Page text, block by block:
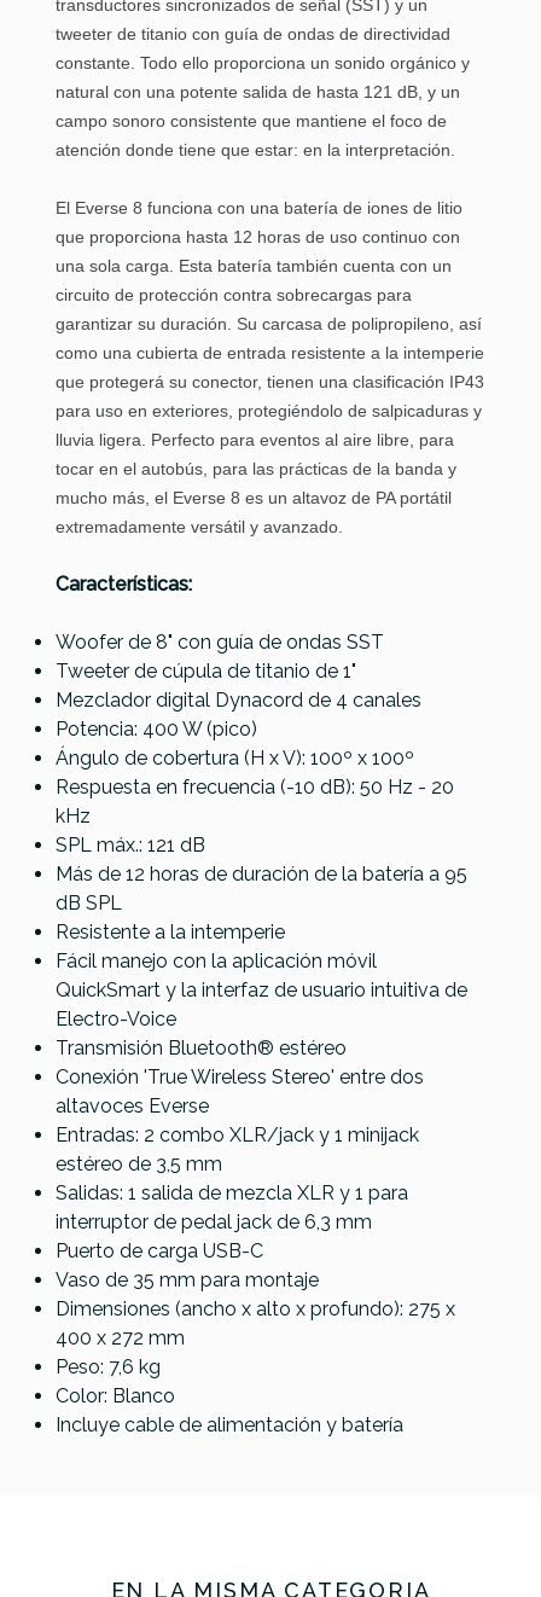
transductores sincronizados de señal (SST) y un
tweeter de titanio con guía de ondas de directividad
constante. Todo ello proporciona un sonido orgánico y
natural con una potente salida de hasta 121 dB, y un
campo sonoro consistente que mantiene el foco de
atención donde tiene que estar: en la interpretación.
El Everse 8 funciona con una batería de iones de litio
que proporciona hasta 12 horas de uso continuo con
una sola carga. Esta batería también cuenta con un
circuito de protección contra sobrecargas para
garantizar su duración. Su carcasa de polipropileno, así
como una cubierta de entrada resistente a la intemperie
que protegerá su conector, tienen una clasificación IP43
para uso en exteriores, protegiéndolo de salpicaduras y
lluvia ligera. Perfecto para eventos al aire libre, para
tocar en el autobús, para las prácticas de la banda y
mucho más, el Everse 8 es un altavoz de PA portátil
extremadamente versátil y avanzado.
Características:
Woofer de 8" con guía de ondas SST
Tweeter de cúpula de titanio de 1"
Mezclador digital Dynacord de 4 canales
Potencia: 400 W (pico)
Ángulo de cobertura (H x V): 100º x 100º
Respuesta en frecuencia (-10 dB): 50 Hz - 20
kHz
SPL máx.: 121 dB
Más de 12 horas de duración de la batería a 95
dB SPL
Resistente a la intemperie
Fácil manejo con la aplicación móvil
QuickSmart y la interfaz de usuario intuitiva de
Electro-Voice
Transmisión Bluetooth® estéreo
Conexión 'True Wireless Stereo' entre dos
altavoces Everse
Entradas: 2 combo XLR/jack y 1 minijack
estéreo de 3,5 mm
Salidas: 1 salida de mezcla XLR y 1 para
interruptor de pedal jack de 6,3 mm
Puerto de carga USB-C
Vaso de 35 mm para montaje
Dimensiones (ancho x alto x profundo): 275 x
400 x 272 mm
Peso: 7,6 kg
Color: Blanco
Incluye cable de alimentación y batería
EN LA MISMA CATEGORÍA